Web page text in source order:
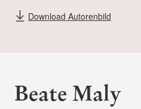
Download Autorenbild
Beate Maly